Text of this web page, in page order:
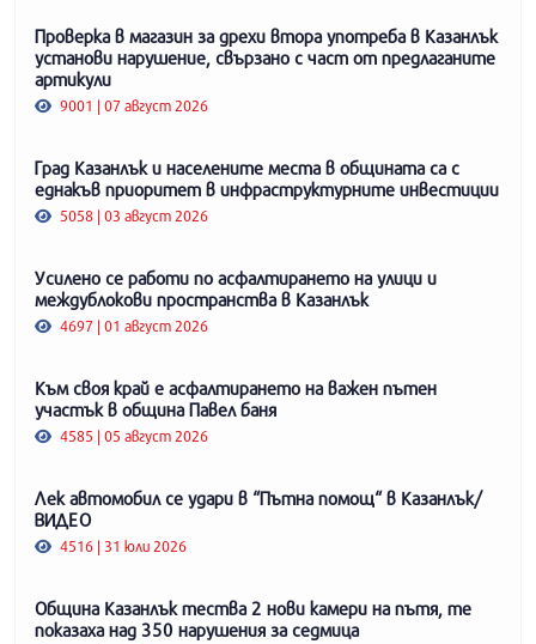
Проверка в магазин за дрехи втора употреба в Казанлък
установи нарушение, свързано с част от предлаганите
артикули
9001 | 07 август 2026
Град Казанлък и населените места в общината са с
еднакъв приоритет в инфраструктурните инвестиции
5058 | 03 август 2026
Усилено се работи по асфалтирането на улици и
междублокови пространства в Казанлък
4697 | 01 август 2026
Към своя край е асфалтирането на важен пътен
участък в община Павел баня
4585 | 05 август 2026
Лек автомобил се удари в “Пътна помощ“ в Казанлък/
ВИДЕО
4516 | 31 юли 2026
Община Казанлък тества 2 нови камери на пътя, те
показаха над 350 нарушения за седмица